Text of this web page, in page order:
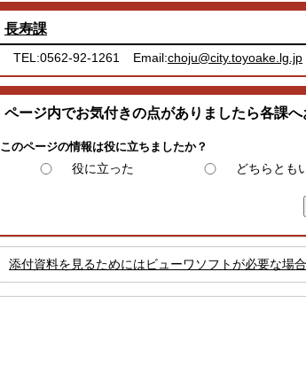
長寿課
TEL:0562-92-1261 Email:choju@city.toyoake.lg.jp
ページ内でお気付きの点がありましたら各課
このページの情報は役に立ちましたか？
役に立った どちらとも
添付資料を見るためにはビューワソフトが必要な場